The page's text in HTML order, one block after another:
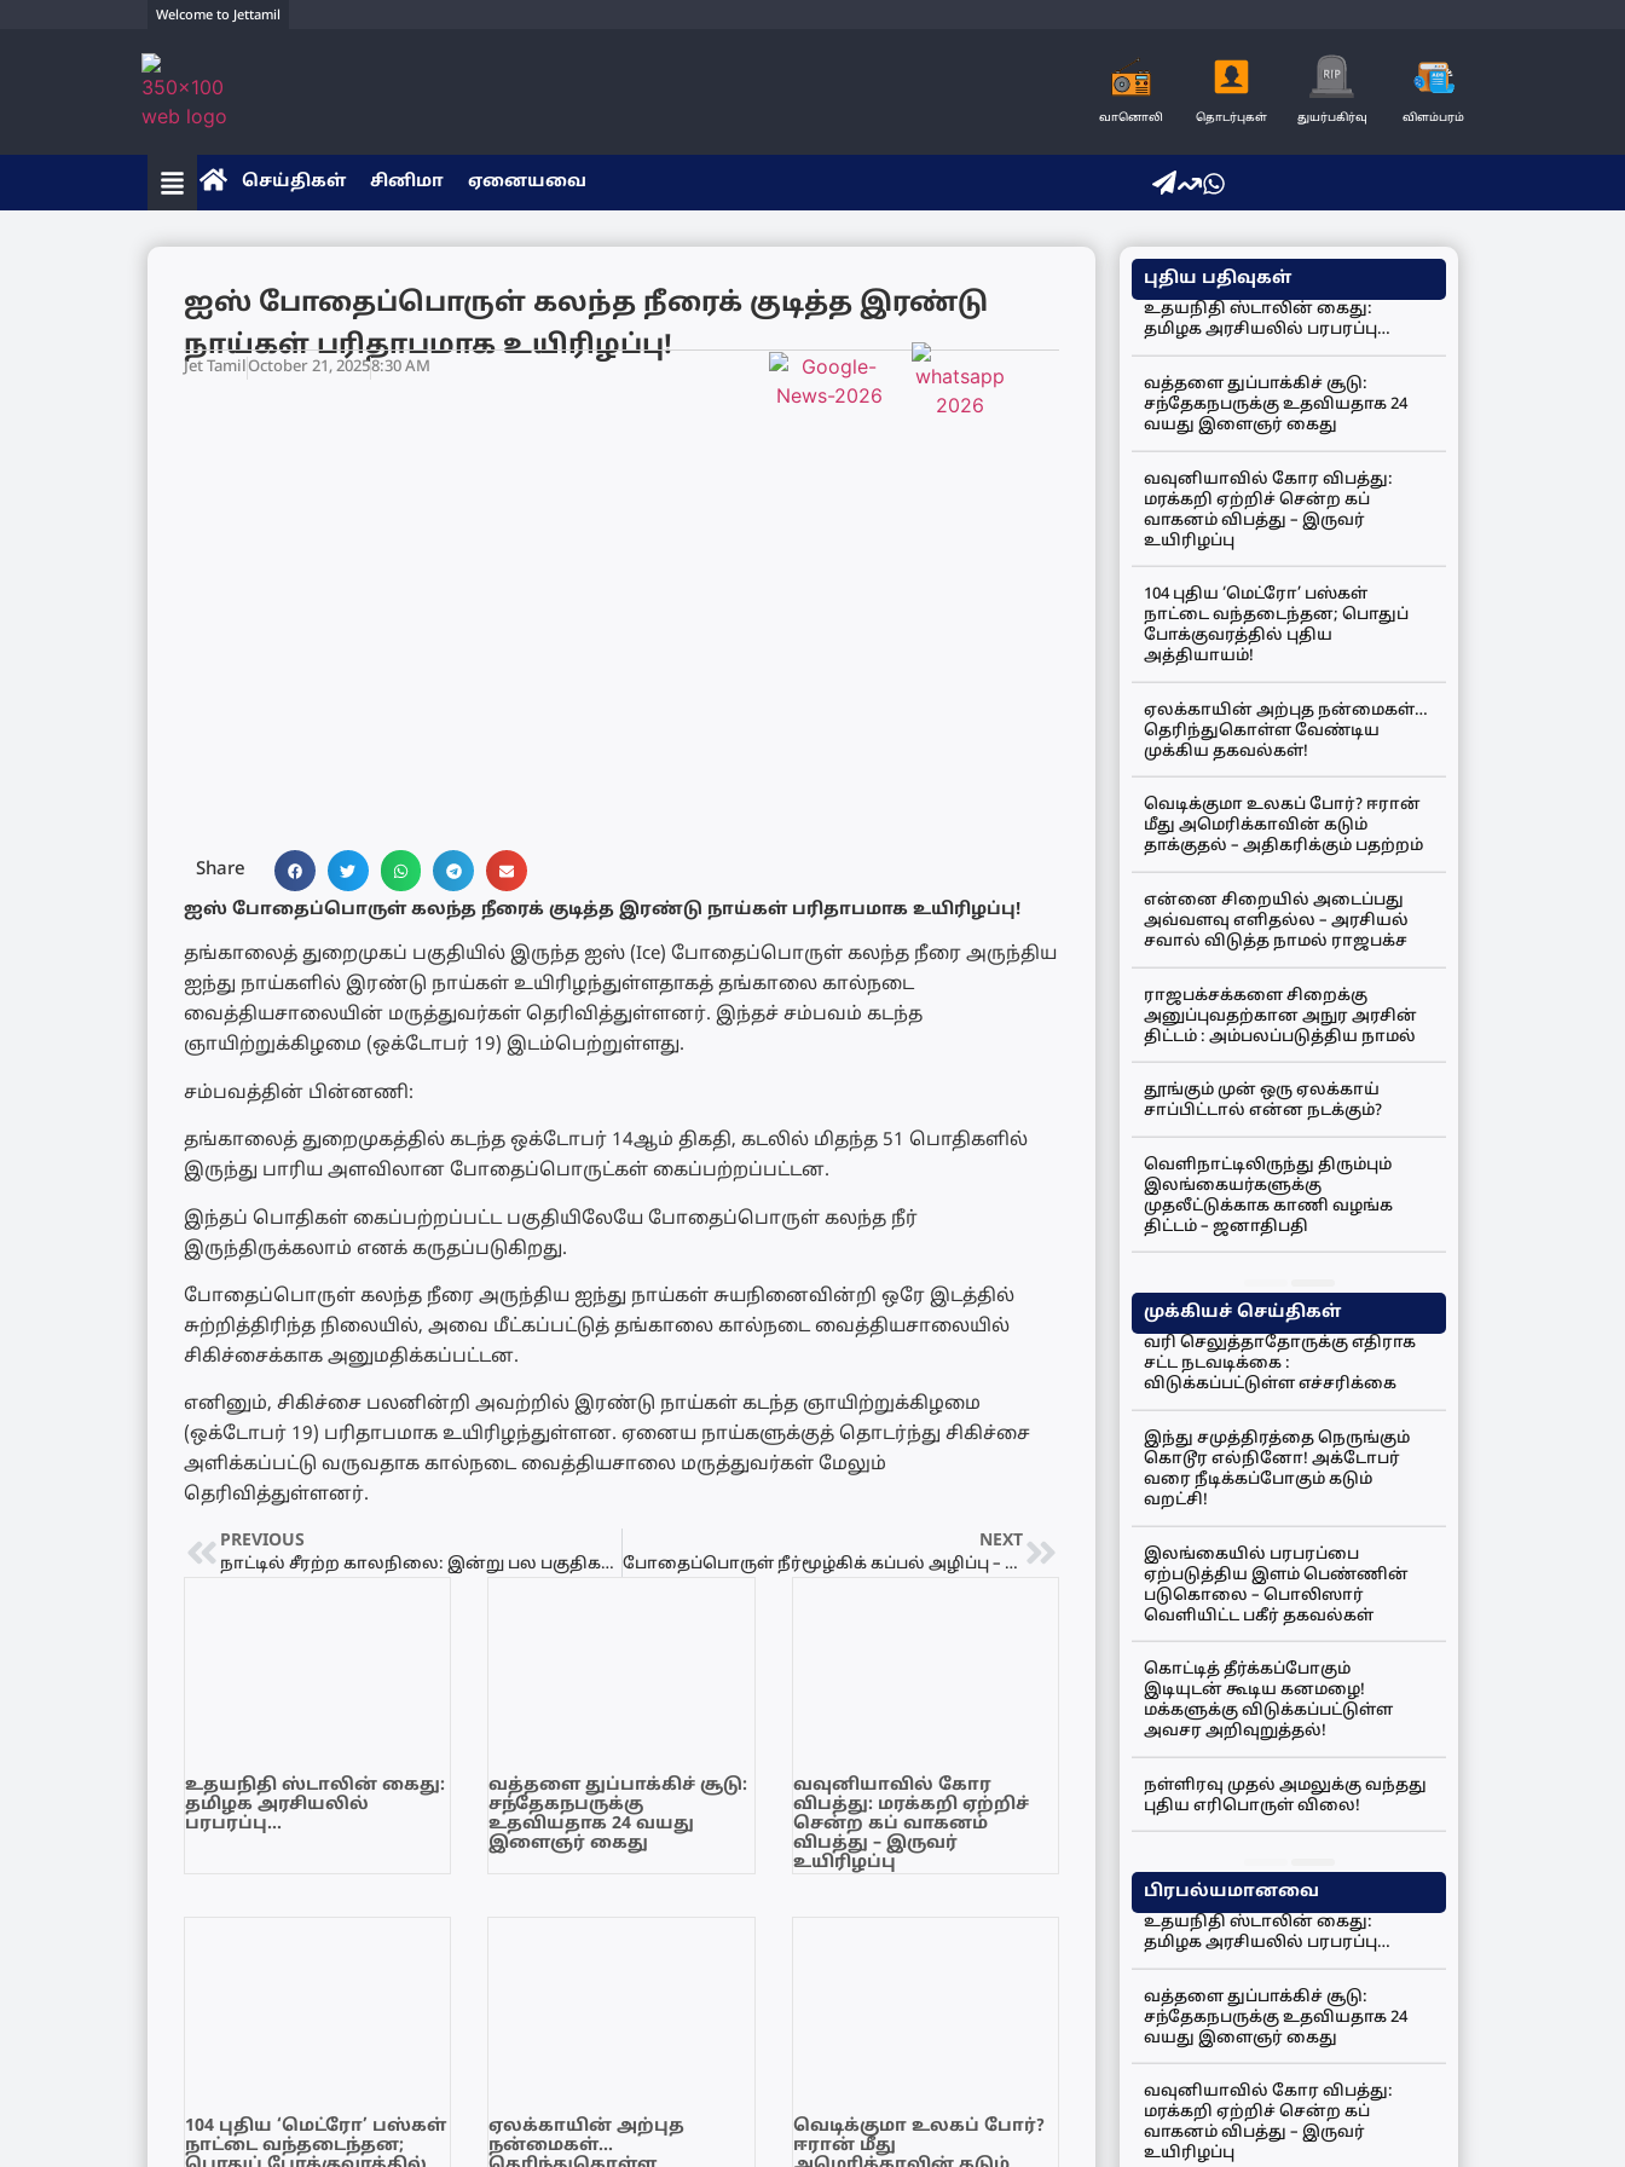
Welcome to Jettamil
வானொலி தொடர்புகள் துயர்பகிர்வு விளம்பரம்
செய்திகள் சினிமா ஏனையவை
ஐஸ் போதைப்பொருள் கலந்த நீரைக் குடித்த இரண்டு
நாய்கள் பரிதாபமாக உயிரிழப்பு!
Jet TamilOctober 21, 20258:30 AM
Share
ஐஸ் போதைப்பொருள் கலந்த நீரைக் குடித்த இரண்டு நாய்கள் பரிதாபமாக உயிரிழப்பு!
தங்காலைத் துறைமுகப் பகுதியில் இருந்த ஐஸ் (Ice) போதைப்பொருள் கலந்த நீரை அருந்திய
ஐந்து நாய்களில் இரண்டு நாய்கள் உயிரிழந்துள்ளதாகத் தங்காலை கால்நடை
வைத்தியசாலையின் மருத்துவர்கள் தெரிவித்துள்ளனர். இந்தச் சம்பவம் கடந்த
ஞாயிற்றுக்கிழமை (ஒக்டோபர் 19) இடம்பெற்றுள்ளது.
சம்பவத்தின் பின்னணி:
தங்காலைத் துறைமுகத்தில் கடந்த ஒக்டோபர் 14ஆம் திகதி, கடலில் மிதந்த 51 பொதிகளில்
இருந்து பாரிய அளவிலான போதைப்பொருட்கள் கைப்பற்றப்பட்டன.
இந்தப் பொதிகள் கைப்பற்றப்பட்ட பகுதியிலேயே போதைப்பொருள் கலந்த நீர்
இருந்திருக்கலாம் எனக் கருதப்படுகிறது.
போதைப்பொருள் கலந்த நீரை அருந்திய ஐந்து நாய்கள் சுயநினைவின்றி ஒரே இடத்தில்
சுற்றித்திரிந்த நிலையில், அவை மீட்கப்பட்டுத் தங்காலை கால்நடை வைத்தியசாலையில்
சிகிச்சைக்காக அனுமதிக்கப்பட்டன.
எனினும், சிகிச்சை பலனின்றி அவற்றில் இரண்டு நாய்கள் கடந்த ஞாயிற்றுக்கிழமை
(ஒக்டோபர் 19) பரிதாபமாக உயிரிழந்துள்ளன. ஏனைய நாய்களுக்குத் தொடர்ந்து சிகிச்சை
அளிக்கப்பட்டு வருவதாக கால்நடை வைத்தியசாலை மருத்துவர்கள் மேலும்
தெரிவித்துள்ளனர்.
PREVIOUS
நாட்டில் சீரற்ற காலநிலை: இன்று பல பகுதிகளில் 100 மி.மீ. இற்கும் அதிக பலத்த மழை வீழ்ச்சிக்கு வாய்ப்பு!
NEXT
போதைப்பொருள் நீர்மூழ்கிக் கப்பல் அழிப்பு – 25,000 அமெரிக்கர்கள் காப்பாற்றப்பட்டதாக அறிவிப்பு!
உதயநிதி ஸ்டாலின் கைது:
தமிழக அரசியலில்
பரபரப்பு…
வத்தளை துப்பாக்கிச் சூடு:
சந்தேகநபருக்கு
உதவியதாக 24 வயது
இளைஞர் கைது
வவுனியாவில் கோர
விபத்து: மரக்கறி ஏற்றிச்
சென்ற கப் வாகனம்
விபத்து – இருவர்
உயிரிழப்பு
104 புதிய ‘மெட்ரோ’ பஸ்கள்
நாட்டை வந்தடைந்தன;
ஏலக்காயின் அற்புத
நன்மைகள்…
வெடிக்குமா உலகப் போர்?
ஈரான் மீது
புதிய பதிவுகள்
உதயநிதி ஸ்டாலின் கைது:
தமிழக அரசியலில் பரபரப்பு…
வத்தளை துப்பாக்கிச் சூடு:
சந்தேகநபருக்கு உதவியதாக 24
வயது இளைஞர் கைது
வவுனியாவில் கோர விபத்து:
மரக்கறி ஏற்றிச் சென்ற கப்
வாகனம் விபத்து – இருவர்
உயிரிழப்பு
104 புதிய ‘மெட்ரோ’ பஸ்கள்
நாட்டை வந்தடைந்தன; பொதுப்
போக்குவரத்தில் புதிய
அத்தியாயம்!
ஏலக்காயின் அற்புத நன்மைகள்…
தெரிந்துகொள்ள வேண்டிய
முக்கிய தகவல்கள்!
வெடிக்குமா உலகப் போர்? ஈரான்
மீது அமெரிக்காவின் கடும்
தாக்குதல் – அதிகரிக்கும் பதற்றம்
என்னை சிறையில் அடைப்பது
அவ்வளவு எளிதல்ல – அரசியல்
சவால் விடுத்த நாமல் ராஜபக்ச
ராஜபக்சக்களை சிறைக்கு
அனுப்புவதற்கான அநுர அரசின்
திட்டம் : அம்பலப்படுத்திய நாமல்
தூங்கும் முன் ஒரு ஏலக்காய்
சாப்பிட்டால் என்ன நடக்கும்?
வெளிநாட்டிலிருந்து திரும்பும்
இலங்கையர்களுக்கு
முதலீட்டுக்காக காணி வழங்க
திட்டம் – ஜனாதிபதி
முக்கியச் செய்திகள்
வரி செலுத்தாதோருக்கு எதிராக
சட்ட நடவடிக்கை :
விடுக்கப்பட்டுள்ள எச்சரிக்கை
இந்து சமுத்திரத்தை நெருங்கும்
கொடூர எல்நினோ! அக்டோபர்
வரை நீடிக்கப்போகும் கடும்
வறட்சி!
இலங்கையில் பரபரப்பை
ஏற்படுத்திய இளம் பெண்ணின்
படுகொலை – பொலிஸார்
வெளியிட்ட பகீர் தகவல்கள்
கொட்டித் தீர்க்கப்போகும்
இடியுடன் கூடிய கனமழை!
மக்களுக்கு விடுக்கப்பட்டுள்ள
அவசர அறிவுறுத்தல்!
நள்ளிரவு முதல் அமலுக்கு வந்தது
புதிய எரிபொருள் விலை!
பிரபல்யமானவை
உதயநிதி ஸ்டாலின் கைது:
தமிழக அரசியலில் பரபரப்பு…
வத்தளை துப்பாக்கிச் சூடு:
சந்தேகநபருக்கு உதவியதாக 24
வயது இளைஞர் கைது
வவுனியாவில் கோர விபத்து:
மரக்கறி ஏற்றிச் சென்ற கப்
வாகனம் விபத்து – இருவர்
உயிரிழப்பு